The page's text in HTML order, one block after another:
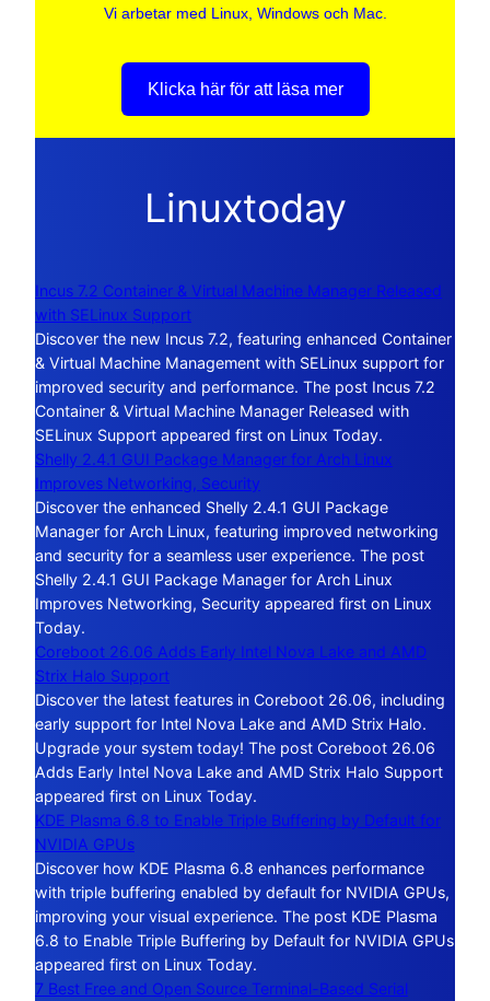
Vi arbetar med Linux, Windows och Mac.
Klicka här för att läsa mer
Linuxtoday
Incus 7.2 Container & Virtual Machine Manager Released
with SELinux Support
Discover the new Incus 7.2, featuring enhanced Container
& Virtual Machine Management with SELinux support for
improved security and performance. The post Incus 7.2
Container & Virtual Machine Manager Released with
SELinux Support appeared first on Linux Today.
Shelly 2.4.1 GUI Package Manager for Arch Linux
Improves Networking, Security
Discover the enhanced Shelly 2.4.1 GUI Package
Manager for Arch Linux, featuring improved networking
and security for a seamless user experience. The post
Shelly 2.4.1 GUI Package Manager for Arch Linux
Improves Networking, Security appeared first on Linux
Today.
Coreboot 26.06 Adds Early Intel Nova Lake and AMD
Strix Halo Support
Discover the latest features in Coreboot 26.06, including
early support for Intel Nova Lake and AMD Strix Halo.
Upgrade your system today! The post Coreboot 26.06
Adds Early Intel Nova Lake and AMD Strix Halo Support
appeared first on Linux Today.
KDE Plasma 6.8 to Enable Triple Buffering by Default for
NVIDIA GPUs
Discover how KDE Plasma 6.8 enhances performance
with triple buffering enabled by default for NVIDIA GPUs,
improving your visual experience. The post KDE Plasma
6.8 to Enable Triple Buffering by Default for NVIDIA GPUs
appeared first on Linux Today.
7 Best Free and Open Source Terminal-Based Serial